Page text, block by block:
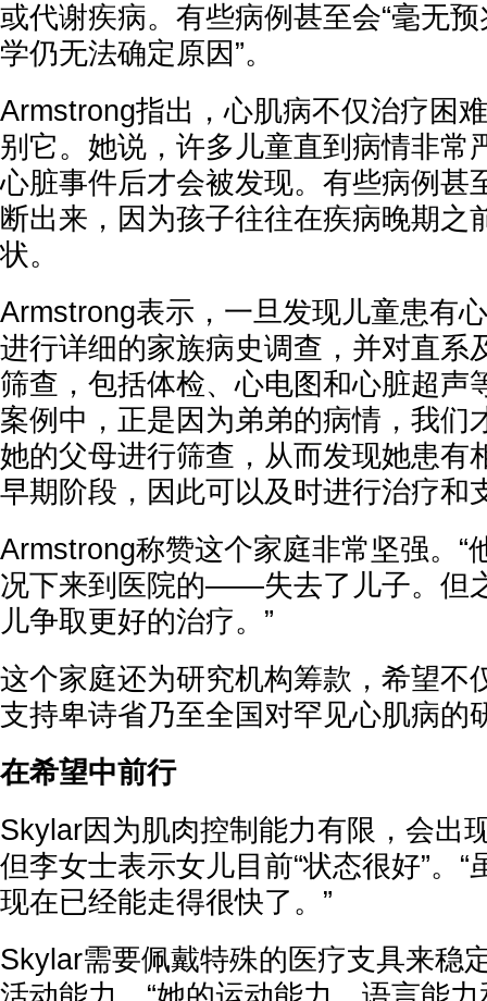
或代谢疾病。有些病例甚至会“毫无
学仍无法确定原因”。
Armstrong指出，心肌病不仅治疗困
别它。她说，许多儿童直到病情非常
心脏事件后才会被发现。有些病例甚
断出来，因为孩子往往在疾病晚期之
状。
Armstrong表示，一旦发现儿童患有
进行详细的家族病史调查，并对直系
筛查，包括体检、心电图和心脏超声
案例中，正是因为弟弟的病情，我们
她的父母进行筛查，从而发现她患有
早期阶段，因此可以及时进行治疗和
Armstrong称赞这个家庭非常坚强。“
况下来到医院的——失去了儿子。但
儿争取更好的治疗。”
这个家庭还为研究机构筹款，希望不
支持卑诗省乃至全国对罕见心肌病的
在希望中前行
Skylar因为肌肉控制能力有限，会出
但李女士表示女儿目前“状态很好”。
现在已经能走得很快了。”
Skylar需要佩戴特殊的医疗支具来稳